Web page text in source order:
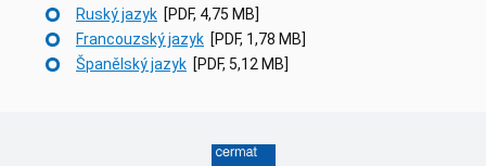
Ruský jazyk [PDF, 4,75 MB]
Francouzský jazyk [PDF, 1,78 MB]
Španělský jazyk [PDF, 5,12 MB]